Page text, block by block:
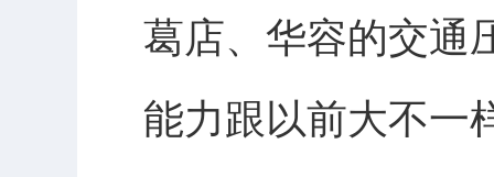
葛店、华容的交通
能力跟以前大不一